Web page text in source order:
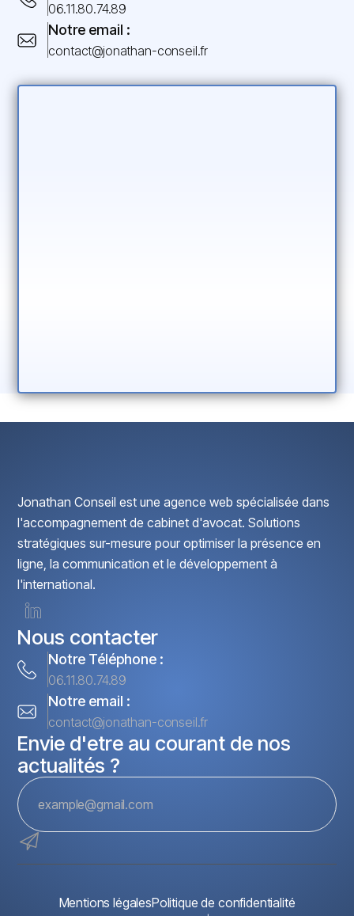
06.11.80.74.89
Notre email :
contact@jonathan-conseil.fr
Jonathan Conseil est une agence web spécialisée dans
l'accompagnement de cabinet d'avocat. Solutions
stratégiques sur-mesure pour optimiser la présence en
ligne, la communication et le développement à
l'international.
Nous contacter
Notre Téléphone :
06.11.80.74.89
Notre email :
contact@jonathan-conseil.fr
Envie d'etre au courant de nos
actualités ?
Mentions légalesPolitique de confidentialité